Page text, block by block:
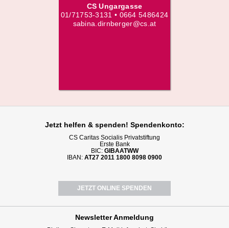
CS Ungargasse
01/71753-3131 • 0664 5486424
sabina.dirnberger@cs.at
Jetzt helfen & spenden! Spendenkonto:
CS Caritas Socialis Privatstiftung
Erste Bank
BIC: GIBAATWW
IBAN: AT27 2011 1800 8098 0900
JETZT ONLINE SPENDEN
NewsletterAnmeldung